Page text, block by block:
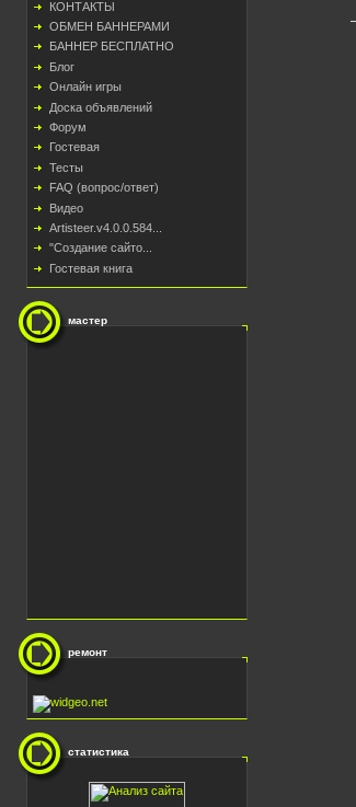
КОНТАКТЫ
ОБМЕН БАННЕРАМИ
БАННЕР БЕСПЛАТНО
Блог
Онлайн игры
Доска объявлений
Форум
Гостевая
Тесты
FAQ (вопрос/ответ)
Видео
Artisteer.v4.0.0.584...
"Создание сайто...
Гостевая книга
мастер
ремонт
статистика